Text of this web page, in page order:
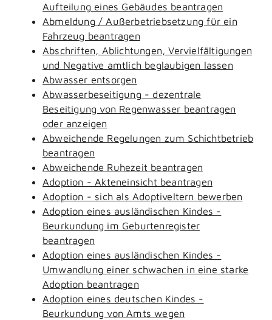
Aufteilung eines Gebäudes beantragen
Abmeldung / Außerbetriebsetzung für ein
Fahrzeug beantragen
Abschriften, Ablichtungen, Vervielfältigungen
und Negative amtlich beglaubigen lassen
Abwasser entsorgen
Abwasserbeseitigung - dezentrale
Beseitigung von Regenwasser beantragen
oder anzeigen
Abweichende Regelungen zum Schichtbetrieb
beantragen
Abweichende Ruhezeit beantragen
Adoption - Akteneinsicht beantragen
Adoption - sich als Adoptiveltern bewerben
Adoption eines ausländischen Kindes -
Beurkundung im Geburtenregister
beantragen
Adoption eines ausländischen Kindes -
Umwandlung einer schwachen in eine starke
Adoption beantragen
Adoption eines deutschen Kindes -
Beurkundung von Amts wegen